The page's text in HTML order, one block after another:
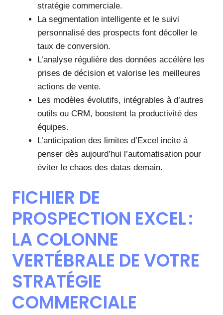
stratégie commerciale.
La segmentation intelligente et le suivi
personnalisé des prospects font décoller le
taux de conversion.
L’analyse régulière des données accélère les
prises de décision et valorise les meilleures
actions de vente.
Les modèles évolutifs, intégrables à d’autres
outils ou CRM, boostent la productivité des
équipes.
L’anticipation des limites d’Excel incite à
penser dès aujourd’hui l’automatisation pour
éviter le chaos des datas demain.
FICHIER DE
PROSPECTION EXCEL :
LA COLONNE
VERTÉBRALE DE VOTRE
STRATÉGIE
COMMERCIALE